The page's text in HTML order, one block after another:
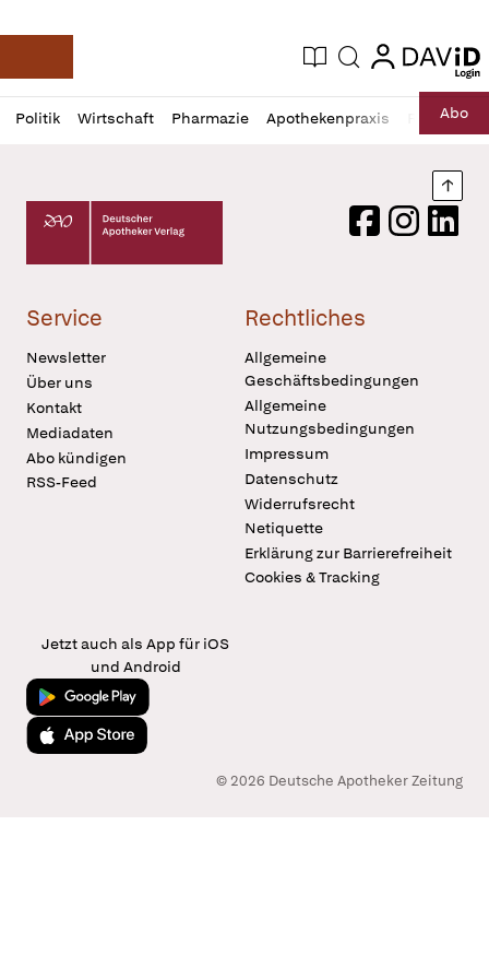
Deutsche Apotheker Zeitung
Aktuelle Ausgabe
Suche login
login
Politik Wirtschaft Pharmazie Apothekenpraxis RechtAbo
Profil
öffnen
Daz
Pur
Deutscher Apotheker Verlag Logo
FacebookInstagram
Service
Newsletter
Über uns
Kontakt
Mediadaten
Abo kündigen
RSS-Feed
Rechtliches
Allgemeine
Geschäftsbedingungen
Allgemeine
Nutzungsbedingungen
Impressum
Datenschutz
Widerrufsrecht
Netiquette
Erklärung zur Barrierefreiheit
Cookies & Tracking
Jetzt auch als App für iOS
und Android
Jetzt bei Google Play
Laden im App Store
© 2026 Deutsche Apotheker Zeitung